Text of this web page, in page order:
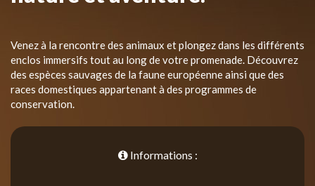
Venez à la rencontre des animaux et plongez dans les différents
enclos immersifs tout au long de votre promenade. Découvrez
des espèces sauvages de la faune européenne ainsi que des
races domestiques appartenant à des programmes de
conservation.
Informations :